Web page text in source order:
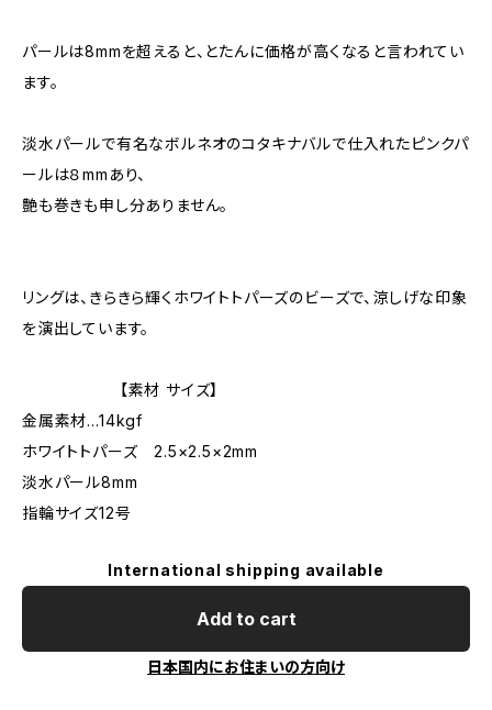
パールは8mmを超えると、とたんに価格が高くなると言われてい
ます。
淡水パールで有名なボルネオのコタキナバルで仕入れたピンクパ
ールは８mmあり、
艶も巻きも申し分ありません。
リングは、きらきら輝くホワイトトパーズのビーズで、涼しげな印象
を演出しています。
【素材 サイズ】
金属素材…14kgf
ホワイトトパーズ 2.5×2.5×2mm
淡水パール8mm
指輪サイズ12号
International shipping available
Add to cart
日本国内にお住まいの方向け